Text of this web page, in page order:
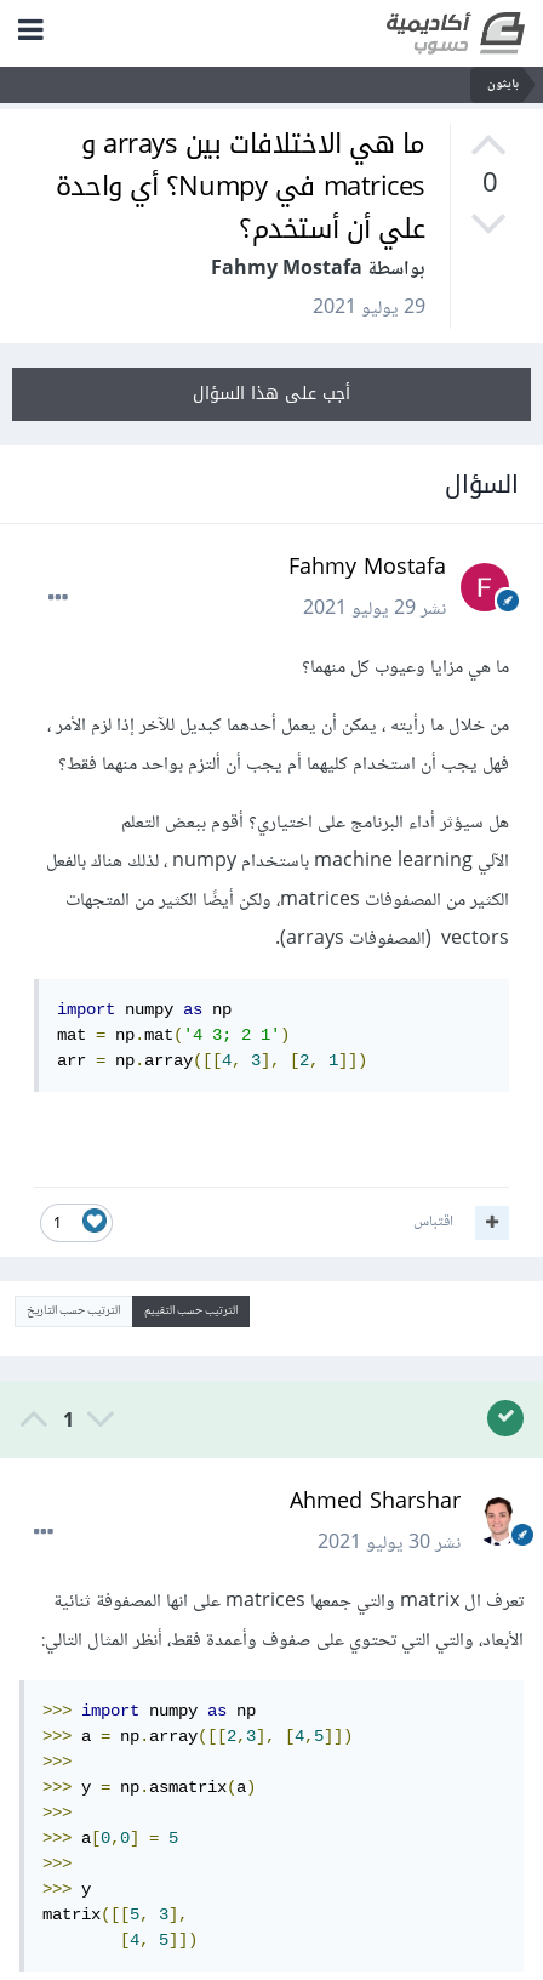
بايثون
0
ما هي الاختلافات بين arrays و
matrices في Numpy؟ أي واحدة
علي أن أستخدم؟
بواسطة Fahmy Mostafa
29 يوليو 2021
أجب على هذا السؤال
السؤال
Fahmy Mostafa
نشر29 يوليو 2021
ما هي مزايا وعيوب كل منهما؟
من خلال ما رأيته ، يمكن أن يعمل أحدهما كبديل للآخر إذا لزم الأمر ،
فهل يجب أن استخدام كليهما أم يجب أن ألتزم بواحد منهما فقط؟
هل سيؤثر أداء البرنامج على اختياري؟ أقوم ببعض التعلم
الآلي machine learning باستخدام numpy ، لذلك هناك بالفعل
الكثير من المصفوفات matrices، ولكن أيضًا الكثير من المتجهات
vectors (المصفوفات arrays).
import numpy as np
mat = np.mat('4 3; 2 1')
arr = np.array([[4, 3], [2, 1]])
1 اقتباس
الترتيب حسب التقييم الترتيب حسب التاريخ
1
Ahmed Sharshar
نشر30 يوليو 2021
تعرف ال matrix والتي جمعها matrices على انها المصفوفة ثنائية
الأبعاد، والتي التي تحتوي على صفوف وأعمدة فقط، أنظر المثال التالي:
>>> import numpy as
>>> a = np.array([[2,3], [4,5]])
>>>
>>> y = np.asmatrix(a)
>>>
>>> a [0,0] =
5
>>>
>>> y
matrix([[5, 3],
[4, 5]])